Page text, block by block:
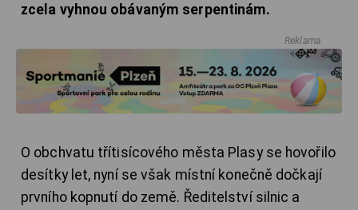
zcela vyhnou obávaným serpentinám.
Reklama
O obchvatu třítisícového města Plasy se hovořilo
desítky let, nyní se však místní konečně dočkají
prvního kopnutí do země. Ředitelství silnic a